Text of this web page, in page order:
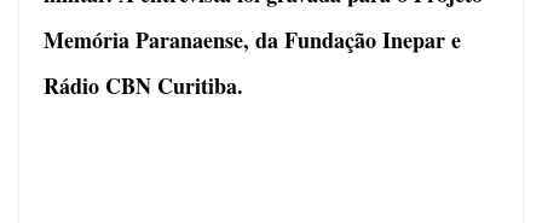
Memória Paranaense, da Fundação Inepar e
Rádio CBN Curitiba.